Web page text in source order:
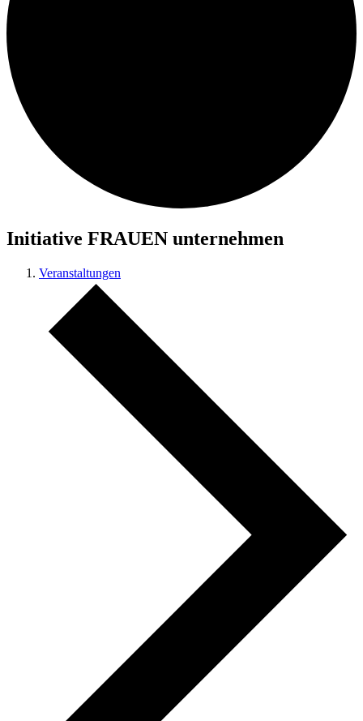
Initiative FRAUEN unternehmen
Veranstaltungen